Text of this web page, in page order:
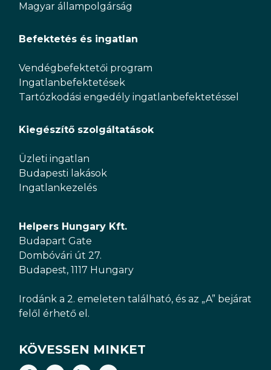
Magyar állampolgárság
Befektetés és ingatlan
Vendégbefektetői program
Ingatlanbefektetések
Tartózkodási engedély ingatlanbefektetéssel
Kiegészítő szolgáltatások
Üzleti ingatlan
Budapesti lakások
Ingatlankezelés
Helpers Hungary Kft.
Budapart Gate
Dombóvári út 27.
Budapest, 1117 Hungary
Irodánk a 2. emeleten található, és az „A” bejárat
felől érhető el.
KÖVESSEN MINKET